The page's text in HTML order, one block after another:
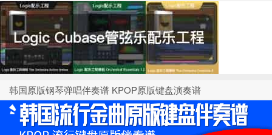
韩国原版钢琴弹唱伴奏谱 KPOP原版键盘演奏谱